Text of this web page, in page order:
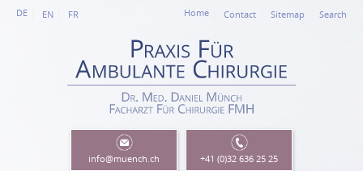
DE EN FR Home Contact Sitemap Search
info@muench.ch +41 (0)32 636 25 25